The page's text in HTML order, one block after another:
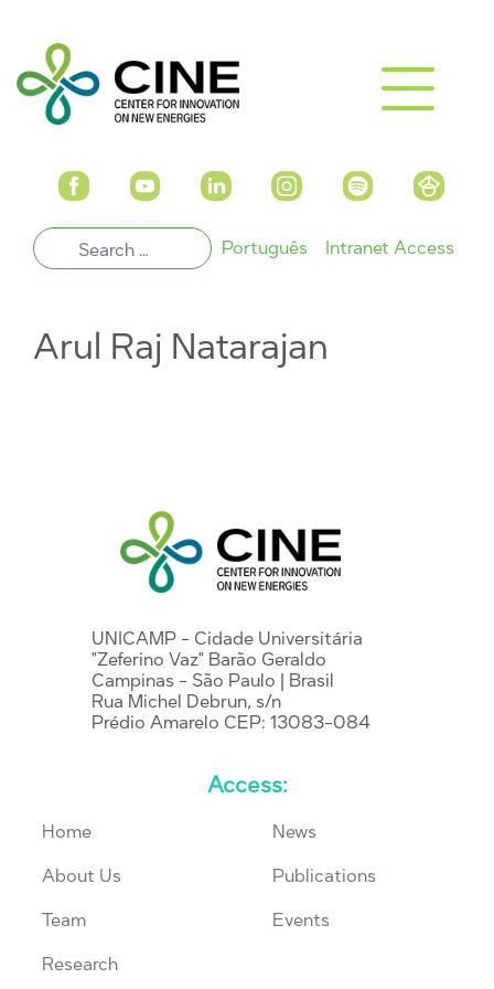
Português Intranet Access
Arul Raj Natarajan
UNICAMP - Cidade Universitária
"Zeferino Vaz" Barão Geraldo
Campinas - São Paulo | Brasil
Rua Michel Debrun, s/n
Prédio Amarelo CEP: 13083-084
Access:
Home
About Us
Team
Research
News
Publications
Events